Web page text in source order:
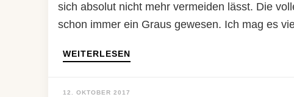
sich absolut nicht mehr vermeiden lässt. Die
schon immer ein Graus gewesen. Ich mag es
WEITERLESEN
12. OKTOBER 2017